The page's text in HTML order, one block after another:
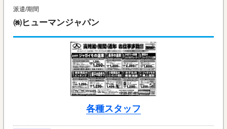
派遣/期間
㈱ヒューマンジャパン
各種スタッフ